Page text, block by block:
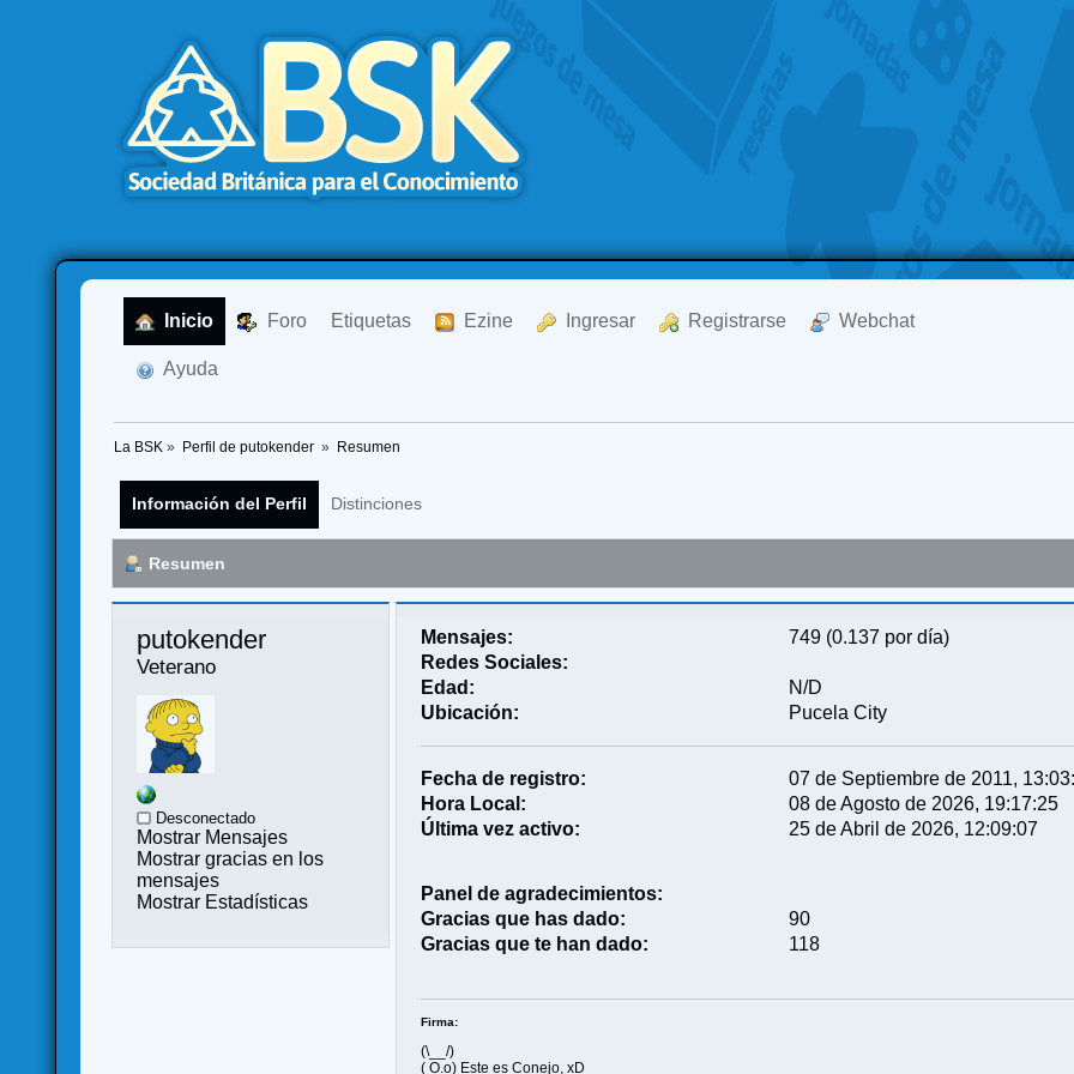
Inicio Foro Etiquetas Ezine Ingresar Registrarse Webchat
Ayuda
La BSK » Perfil de putokender » Resumen
Información del Perfil Distinciones
Resumen
putokender
Veterano
Desconectado
Mostrar Mensajes
Mostrar gracias en los
mensajes
Mostrar Estadísticas
Mensajes:
749 (0.137 por día)
Redes Sociales:
Edad:
N/D
Ubicación:
Pucela City
Fecha de registro:
07 de Septiembre de 2011,
Hora Local:
08 de Agosto de 2026, 19:17:25
Última vez activo:
25 de Abril de 2026, 12:09:07
Panel de agradecimientos:
Gracias que has dado:
90
Gracias que te han dado:
118
Firma:
(\__/)
( O.o) Este es Conejo, xD